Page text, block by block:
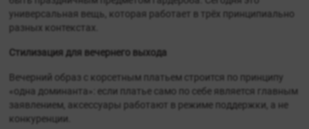
универсальная вещь, которая работает в трёх принципиально
разных контекстах.
Стилизация для вечернего выхода
Вечерний образ с корсетным платьем строится по принципу
«одна доминанта»: если платье само по себе является главным
заявлением, аксессуары работают в режиме поддержки, а не
конкуренции.